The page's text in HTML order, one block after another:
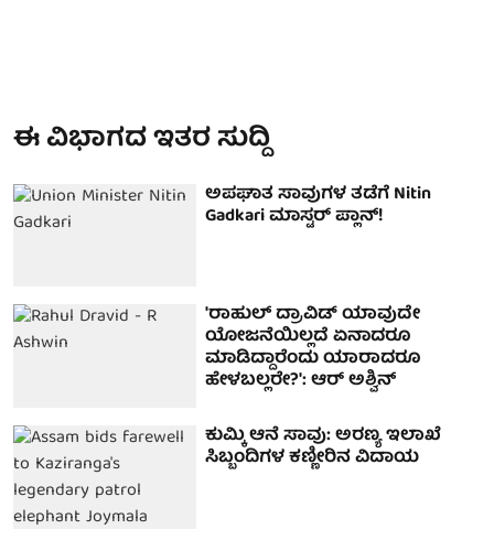
ಈ ವಿಭಾಗದ ಇತರ ಸುದ್ದಿ
ಅಪಘಾತ ಸಾವುಗಳ ತಡೆಗೆ Nitin
Gadkari ಮಾಸ್ಟರ್ ಪ್ಲಾನ್!
'ರಾಹುಲ್ ದ್ರಾವಿಡ್ ಯಾವುದೇ
ಯೋಜನೆಯಿಲ್ಲದೆ ಏನಾದರೂ
ಮಾಡಿದ್ದಾರೆಂದು ಯಾರಾದರೂ
ಹೇಳಬಲ್ಲರೇ?': ಆರ್ ಅಶ್ವಿನ್
ಕುಮ್ಕಿ ಆನೆ ಸಾವು: ಅರಣ್ಯ ಇಲಾಖೆ
ಸಿಬ್ಬಂದಿಗಳ ಕಣ್ಣೀರಿನ ವಿದಾಯ